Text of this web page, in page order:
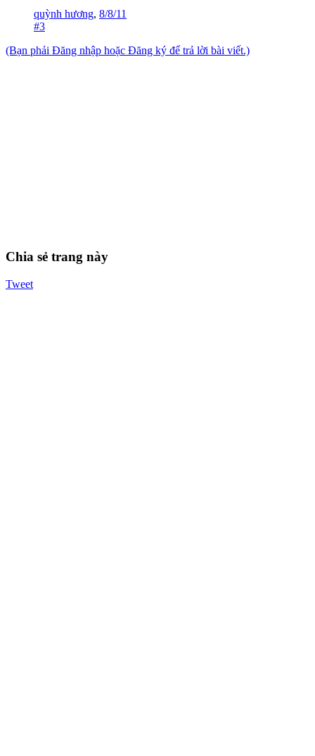
quỳnh hương, 8/8/11
#3
(Bạn phải Đăng nhập hoặc Đăng ký để trả lời bài viết.)
Chia sẻ trang này
Tweet